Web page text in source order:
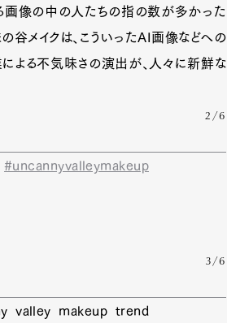
画像の中の人たちの指の数が多かった
谷メイクは、こういったAI画像などへの
よる不気味さの演出が、人々に新鮮な
2/6
#uncannyvalleymakeup
3/6
valley makeup trend